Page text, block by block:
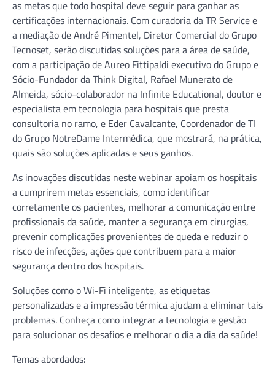
as metas que todo hospital deve seguir para ganhar as
certificações internacionais. Com curadoria da TR Service e
a mediação de André Pimentel, Diretor Comercial do Grupo
Tecnoset, serão discutidas soluções para a área de saúde,
com a participação de Aureo Fittipaldi executivo do Grupo e
Sócio-Fundador da Think Digital, Rafael Munerato de
Almeida, sócio-colaborador na Infinite Educational, doutor e
especialista em tecnologia para hospitais que presta
consultoria no ramo, e Eder Cavalcante, Coordenador de TI
do Grupo NotreDame Intermédica, que mostrará, na prática,
quais são soluções aplicadas e seus ganhos.
As inovações discutidas neste webinar apoiam os hospitais
a cumprirem metas essenciais, como identificar
corretamente os pacientes, melhorar a comunicação entre
profissionais da saúde, manter a segurança em cirurgias,
prevenir complicações provenientes de queda e reduzir o
risco de infecções, ações que contribuem para a maior
segurança dentro dos hospitais.
Soluções como o Wi-Fi inteligente, as etiquetas
personalizadas e a impressão térmica ajudam a eliminar tais
problemas. Conheça como integrar a tecnologia e gestão
para solucionar os desafios e melhorar o dia a dia da saúde!
Temas abordados: